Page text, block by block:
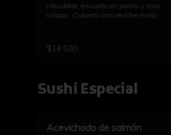
ciboulette, envuelto en panko y coco
rallado. Cubierto con ceviche mixto
$14.500
Sushi Especial
Acevichado de salmón